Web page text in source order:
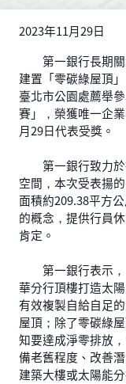
2023年11月29日
第一銀行長期關
建置「零碳綠屋頂
臺北市公園處薦舉
賽」，榮獲唯一企
月29日代表受獎。
第一銀行致力於
空間，本次受表揚
面積約209.38平方
的概念，提供行員
肯定。
第一銀行表示，
華分行頂樓打造太
有效複製自給自足
屋頂；除了零碳綠
知要達成淨零排放
備老舊程度、改善
建築大樓或太陽能分